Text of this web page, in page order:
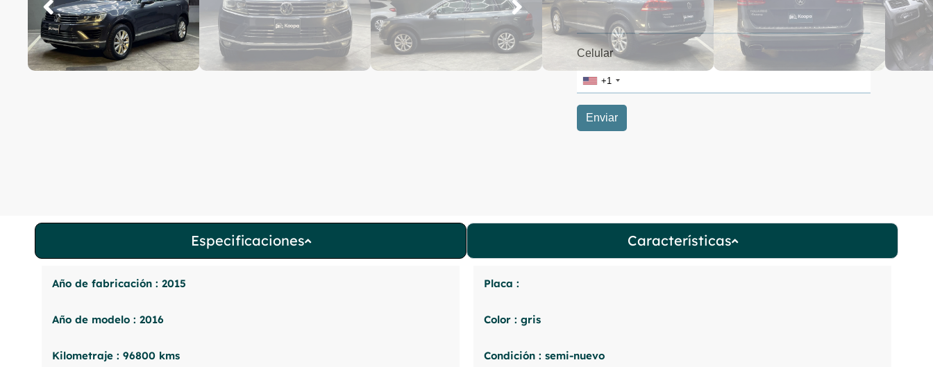
Especificaciones
Año de fabricación : 2015
Año de modelo : 2016
Kilometraje : 96800 kms
Características
Placa :
Color : gris
Condición : semi-nuevo